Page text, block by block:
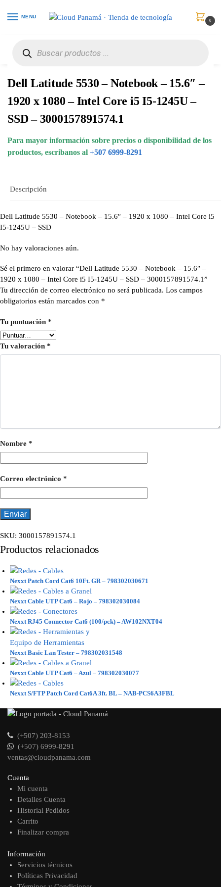
MENU
0
Dell Latitude 5530 – Notebook – 15.6″ –
1920 x 1080 – Intel Core i5 I5-1245U –
SSD – 3000157891574.1
Para mayor información sobre precios o disponibilidad de los
productos, escribanos al +507 6999-8291
Descripción
Dell Latitude 5530 – Notebook – 15.6″ – 1920 x 1080 – Intel Core i5
I5-1245U – SSD
No hay valoraciones aún.
Sé el primero en valorar “Dell Latitude 5530 – Notebook – 15.6″ –
1920 x 1080 – Intel Core i5 I5-1245U – SSD – 3000157891574.1”
Tu dirección de correo electrónico no será publicada. Los campos
obligatorios están marcados con *
Tu puntuación *
Tu valoración *
Nombre *
Correo electrónico *
SKU: 3000157891574.1
Productos relacionados
Nexxt Patch Cord Cat6 10Ft. GR – 798302030671
Nexxt Cable UTP Cat6 – Rojo – 798302030084
Nexxt RJ45 Connector Cat6 (100/pck) – AW102NXT04
Nexxt Basic Lan Tester – 798302031548
Nexxt Cable UTP Cat6 – Azul – 798302030077
Nexxt S/FTP Patch Cord Cat6A 3ft. BL – NAB-PCS6A3FBL
(+507) 203-8153
(+507) 6999-8291
ventas@cloudpanama.com
Cuenta
Mi cuenta
Detalles Cuenta
Historial Pedidos
Carrito
Finalizar compra
Información
Servicios técnicos
Políticas Privacidad